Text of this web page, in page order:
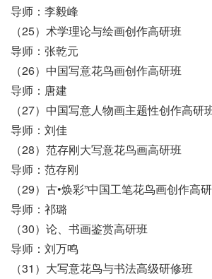
导师：李毅峰
（25）术学理论与绘画创作高研班
导师：张乾元
（26）中国写意花鸟画创作高研班
导师：唐建
（27）中国写意人物画主题性创作高研
导师：刘佳
（28）范存刚大写意花鸟画高研班
导师：范存刚
（29）古•焕彩”中国工笔花鸟画创作高
导师：祁璐
（30）论、书画鉴赏高研班
导师：刘万鸣
（31）大写意花鸟与书法高级研修班